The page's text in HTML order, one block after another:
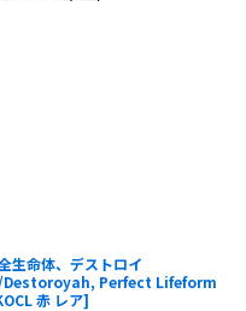
生命体、デストロイ
Destoroyah, Perfect Lifeform
赤 レア]